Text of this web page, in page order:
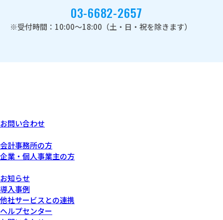
03-6682-2657
※受付時間：10:00～18:00（土・日・祝を除きます）
お問い合わせ
会計事務所の方
企業・個人事業主の方
お知らせ
導入事例
他社サービスとの連携
ヘルプセンター